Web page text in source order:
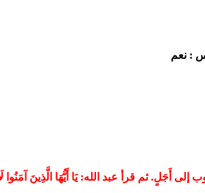
أَجَلٍ. ثم قرأ عبد الله: يَا أَيُّهَا الَّذِينَ آمَنُوا